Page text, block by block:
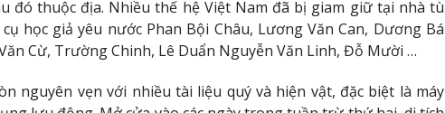
đó thuộc địa. Nhiều thế hệ Việt Nam đã bị giam giữ tại nhà tù
học giả yêu nước Phan Bội Châu, Lương Văn Can, Dương Bá
Cừ, Trường Chinh, Lê Duẩn Nguyễn Văn Linh, Đỗ Mười …
nguyên vẹn với nhiều tài liệu quý và hiện vật, đặc biệt là máy